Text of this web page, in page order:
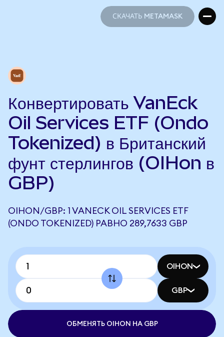
СКАЧАТЬ METAMASK
Конвертировать VanEck
Oil Services ETF (Ondo
Tokenized) в Британский
фунт стерлингов (OIHon в
GBP)
OIHON/GBP: 1 VANECK OIL SERVICES ETF
(ONDO TOKENIZED) РАВНО 289,7633 GBP
OIHON
GBP
ОБМЕНЯТЬ OIHON НА GBP